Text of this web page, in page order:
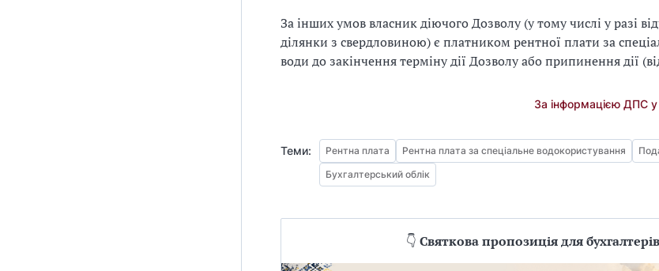
За інших умов власник діючого Дозволу (у тому числі у разі
ділянки з свердловиною) є платником рентної плати за
води до закінчення терміну дії Дозволу або припинення дії
За інформацією ДПС у
Теми: Рентна плата Рентна плата за спеціальне водокористування
Бухгалтерський облік
👇 Святкова пропозиція для бухгалтерів